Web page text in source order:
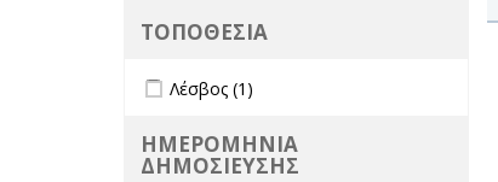
ΤΟΠΟΘΕΣΙΑ
Apply Λέσβος filter
Λέσβος (1)
ΗΜΕΡΟΜΗΝΙΑ
ΔΗΜΟΣΙΕΥΣΗΣ